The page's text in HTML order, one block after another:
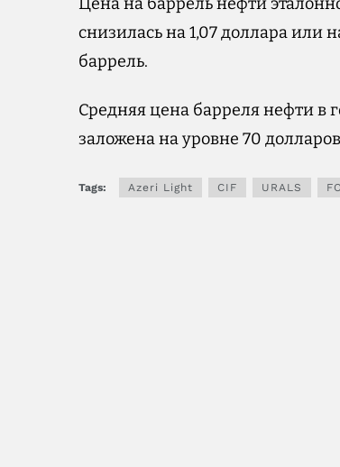
снизилась на 1,07 доллара или
баррель.
Средняя цена барреля нефти в
заложена на уровне 70
Tags: Azeri Light CIF URALS